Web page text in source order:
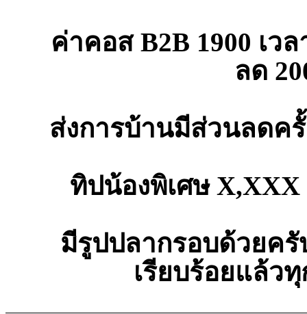
ค่าคอส B2B 1900 เว
ลด
ส่งการบ้านมีส่วนลดค
ทิปน้องพิเศษ
มีรูปปลากรอบด้วยค
เรียบร้อยแล้ว